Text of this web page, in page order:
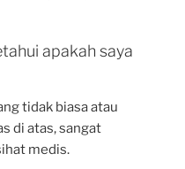
apakah saya
tidak biasa atau
di atas, sangat
medis.